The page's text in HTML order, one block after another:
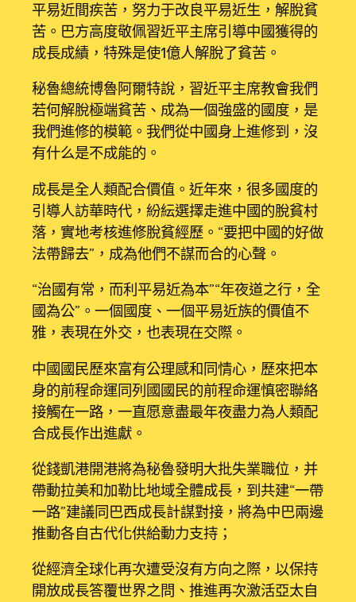
平易近間疾苦，努力于改良平易近生，解脫貧
苦。巴方高度敬佩習近平主席引導中國獲得的
成長成績，特殊是使1億人解脫了貧苦。
秘魯總統博魯阿爾特說，習近平主席教會我們
若何解脫極端貧苦、成為一個強盛的國度，是
我們進修的模範。我們從中國身上進修到，沒
有什么是不成能的。
成長是全人類配合價值。近年來，很多國度的
引導人訪華時代，紛紜選擇走進中國的脫貧村
落，實地考核進修脫貧經歷。“要把中國的好做
法帶歸去”，成為他們不謀而合的心聲。
“治國有常，而利平易近為本”“年夜道之行，全
國為公”。一個國度、一個平易近族的價值不
雅，表現在外交，也表現在交際。
中國國民歷來富有公理感和同情心，歷來把本
身的前程命運同列國國民的前程命運慎密聯絡
接觸在一路，一直愿意盡最年夜盡力為人類配
合成長作出進獻。
從錢凱港開港將為秘魯發明大批失業職位，并
帶動拉美和加勒比地域全體成長，到共建“一帶
一路”建議同巴西成長計謀對接，將為中巴兩邊
推動各自古代化供給動力支持；
從經濟全球化再次遭受沒有方向之際，以保持
開放成長答覆世界之問、推進再次激活亞太自